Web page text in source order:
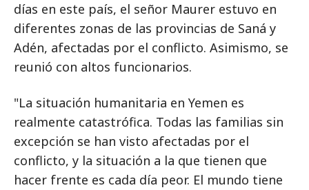
días en este país, el señor Maurer estuvo en
diferentes zonas de las provincias de Saná y
Adén, afectadas por el conflicto. Asimismo, se
reunió con altos funcionarios.
"La situación humanitaria en Yemen es
realmente catastrófica. Todas las familias sin
excepción se han visto afectadas por el
conflicto, y la situación a la que tienen que
hacer frente es cada día peor. El mundo tiene